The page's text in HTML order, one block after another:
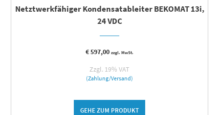
Netztwerkfähiger Kondensatableiter BEKOMAT 13i,
24 VDC
€597,00 zzgl. MwSt.
Zzgl. 19% VAT
(Zahlung/Versand)
GEHE ZUM PRODUKT